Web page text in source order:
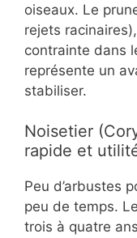
oiseaux. Le
rejets
contrainte dans
représente un
stabiliser.
Noisetier
rapide et
Peu d’arbustes
peu de temps.
trois à quatre